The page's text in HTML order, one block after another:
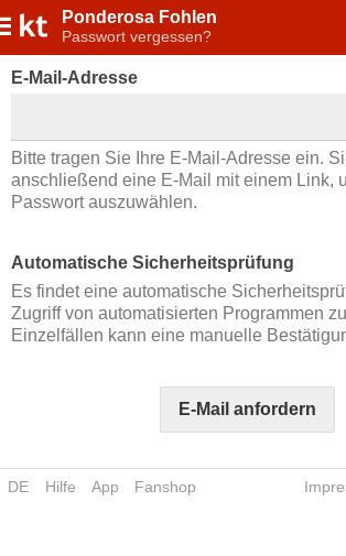
Ponderosa Fohlen
Passwort vergessen?
E-Mail-Adresse
Bitte tragen Sie Ihre E-Mail-Adresse ein.
anschließend eine E-Mail mit einem Link,
Passwort auszuwählen.
Automatische Sicherheitsprüfung
Es findet eine automatische
Zugriff von automatisierten Programmen
Einzelfällen kann eine manuelle
E-Mail anfordern
DE Hilfe App Fanshop